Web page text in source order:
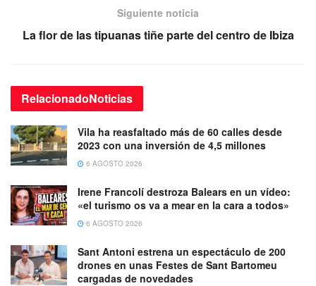
Siguiente noticia
La flor de las tipuanas tiñe parte del centro de Ibiza
RelacionadoNoticias
Vila ha reasfaltado más de 60 calles desde
2023 con una inversión de 4,5 millones
6 AGOSTO 2026
Irene Francolí destroza Balears en un vídeo:
«el turismo os va a mear en la cara a todos»
6 AGOSTO 2026
Sant Antoni estrena un espectáculo de 200
drones en unas Festes de Sant Bartomeu
cargadas de novedades